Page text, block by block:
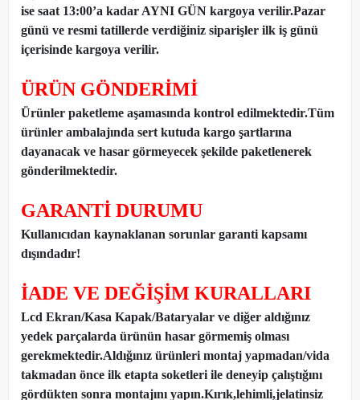
ise saat 13:00’a kadar AYNI GÜN kargoya verilir.Pazar
günü ve resmi tatillerde verdiğiniz siparişler ilk iş günü
içerisinde kargoya verilir.
ÜRÜN GÖNDERİMİ
Ürünler paketleme aşamasında kontrol edilmektedir.Tüm
ürünler ambalajında sert kutuda kargo şartlarına
dayanacak ve hasar görmeyecek şekilde paketlenerek
gönderilmektedir.
GARANTİ DURUMU
Kullanıcıdan kaynaklanan sorunlar garanti kapsamı
dışındadır!
İADE VE DEĞİŞİM KURALLARI
Lcd Ekran/Kasa Kapak/Bataryalar ve diğer aldığınız
yedek parçalarda ürünün hasar görmemiş olması
gerekmektedir.Aldığınız ürünleri montaj yapmadan/vida
takmadan önce ilk etapta soketleri ile deneyip çalıştığını
gördükten sonra montajını yapın.Kırık,lehimli,jelatinsiz